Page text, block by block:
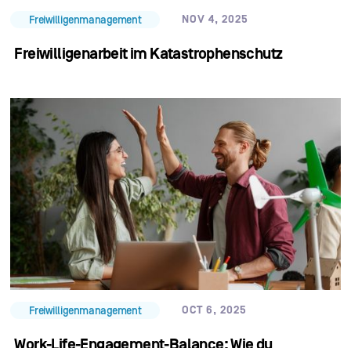
Freiwilligenmanagement NOV 4, 2025
Freiwilligenarbeit im Katastrophenschutz
Freiwilligenmanagement OCT 6, 2025
Work-Life-Engagement-Balance: Wie du